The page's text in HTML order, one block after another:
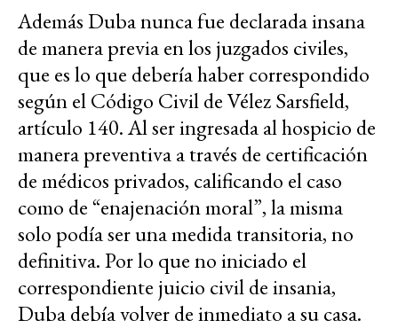
Además Duba nunca fue declarada insana
de manera previa en los juzgados civiles,
que es lo que debería haber correspondido
según el Código Civil de Vélez Sarsfield,
artículo 140. Al ser ingresada al hospicio de
manera preventiva a través de certificación
de médicos privados, calificando el caso
como de “enajenación moral”, la misma
solo podía ser una medida transitoria, no
definitiva. Por lo que no iniciado el
correspondiente juicio civil de insania,
Duba debía volver de inmediato a su casa.